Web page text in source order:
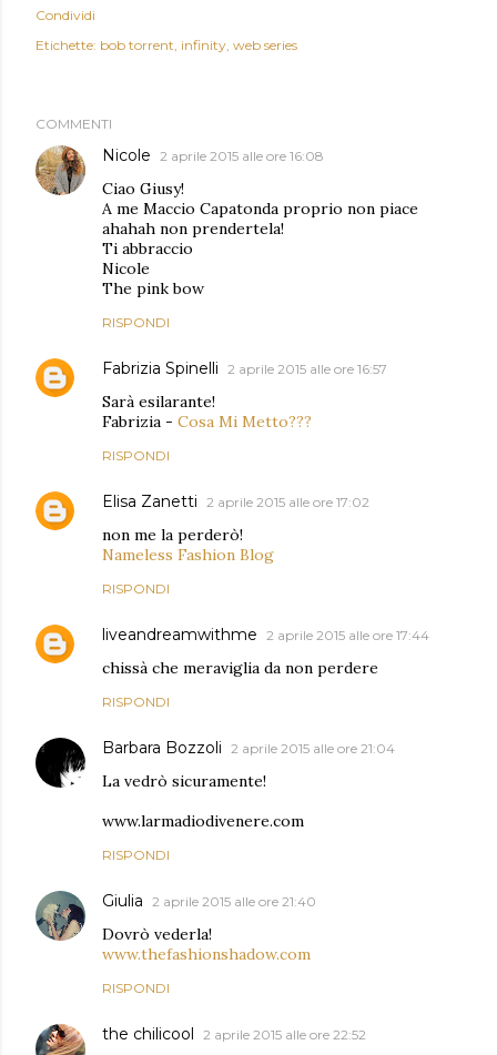
Condividi
Etichette: bob torrent infinity web series
COMMENTI
Nicole 2 aprile 2015 alle ore 16:08
Ciao Giusy!
A me Maccio Capatonda proprio non piace
ahahah non prendertela!
Ti abbraccio
Nicole
The pink bow
RISPONDI
Fabrizia Spinelli 2 aprile 2015 alle ore 16:57
Sarà esilarante!
Fabrizia - Cosa Mi Metto???
RISPONDI
Elisa Zanetti 2 aprile 2015 alle ore 17:02
non me la perderò!
Nameless Fashion Blog
RISPONDI
liveandreamwithme 2 aprile 2015 alle ore 17:44
chissà che meraviglia da non perdere
RISPONDI
Barbara Bozzoli 2 aprile 2015 alle ore 21:04
La vedrò sicuramente!
www.larmadiodivenere.com
RISPONDI
Giulia 2 aprile 2015 alle ore 21:40
Dovrò vederla!
www.thefashionshadow.com
RISPONDI
the chilicool 2 aprile 2015 alle ore 22:52